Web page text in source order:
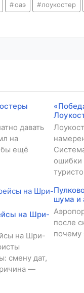
оаэ лоукостер
давать
на
бы ещё
ошибки
на Шри-
на Шри-
смену дат,
—
шума и
после
почему